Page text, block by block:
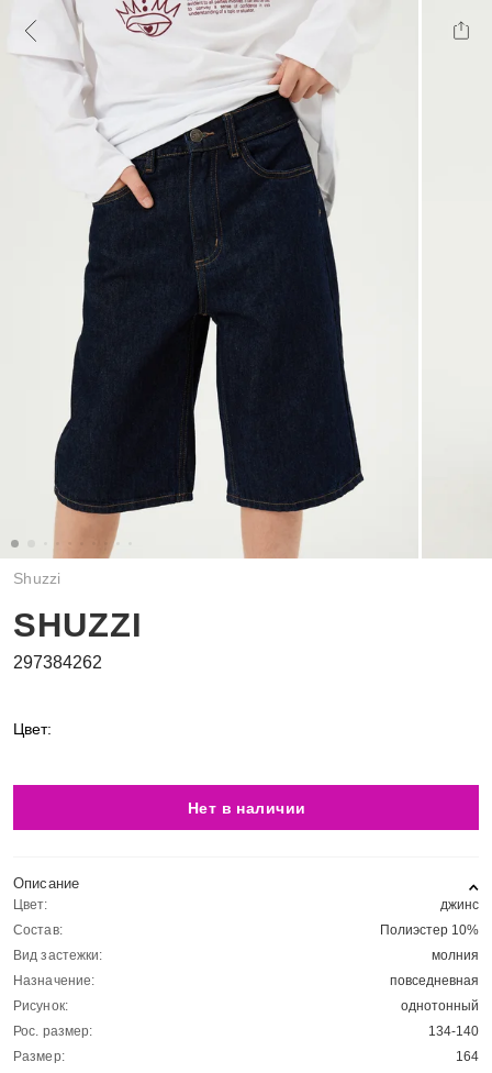
Shuzzi
SHUZZI
297384262
Цвет:
Нет в наличии
Описание
Цвет:
джинс
Состав:
Полиэстер 10%
Вид застежки:
молния
Назначение:
повседневная
Рисунок:
однотонный
Рос. размер:
134-140
Размер:
164